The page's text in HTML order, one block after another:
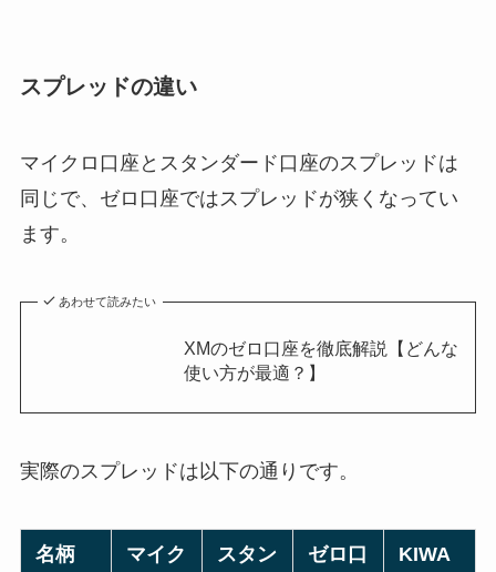
スプレッドの違い
マイクロ口座とスタンダード口座のスプレッドは
同じで、ゼロ口座ではスプレッドが狭くなってい
ます。
あわせて読みたい
XMのゼロ口座を徹底解説【どんな
使い方が最適？】
実際のスプレッドは以下の通りです。
名柄
マイク
スタン
ゼロ口
KIWA